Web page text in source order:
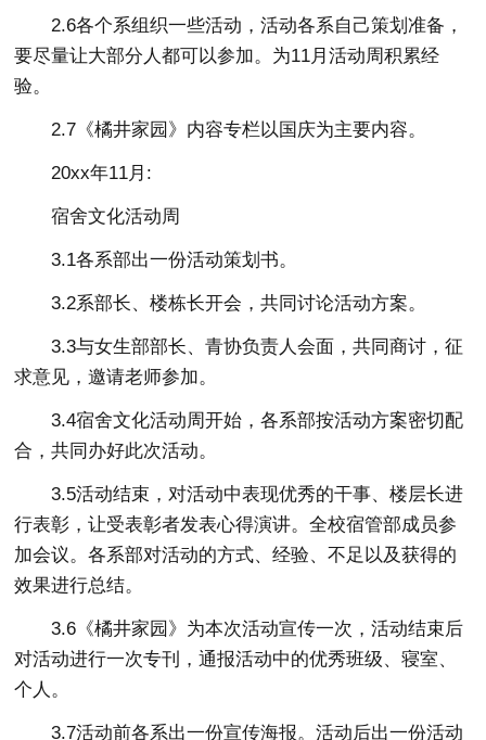
2.6各个系组织一些活动，活动各系自己策划准备，
要尽量让大部分人都可以参加。为11月活动周积累经
验。
2.7《橘井家园》内容专栏以国庆为主要内容。
20xx年11月:
宿舍文化活动周
3.1各系部出一份活动策划书。
3.2系部长、楼栋长开会，共同讨论活动方案。
3.3与女生部部长、青协负责人会面，共同商讨，征
求意见，邀请老师参加。
3.4宿舍文化活动周开始，各系部按活动方案密切配
合，共同办好此次活动。
3.5活动结束，对活动中表现优秀的干事、楼层长进
行表彰，让受表彰者发表心得演讲。全校宿管部成员参
加会议。各系部对活动的方式、经验、不足以及获得的
效果进行总结。
3.6《橘井家园》为本次活动宣传一次，活动结束后
对活动进行一次专刊，通报活动中的优秀班级、寝室、
个人。
3.7活动前各系出一份宣传海报。活动后出一份活动